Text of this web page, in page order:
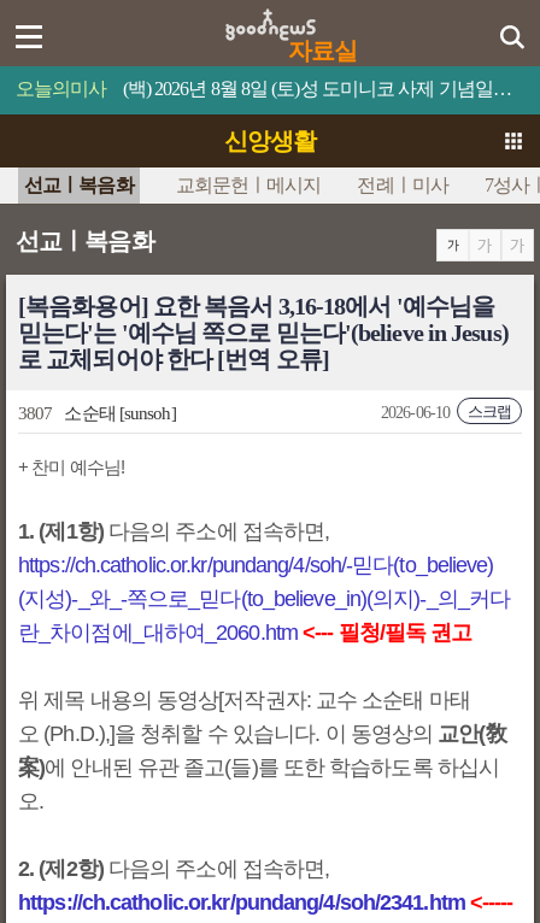
자료실
오늘의미사 (백) 2026년 8월 8일 (토)성 도미니코 사제 기념일믿음이 있으면 너희가 못할 일은 하나도 없을 것이다.
신앙생활
선교ㅣ복음화 교회문헌ㅣ메시지 전례ㅣ미사 7성사
선교ㅣ복음화
[복음화용어] 요한 복음서 3,16-18에서 '예수님을
믿는다'는 '예수님 쪽으로 믿는다'(believe in Jesus)
로 교체되어야 한다 [번역 오류]
3807 소순태 [sunsoh] 스크랩
2026-06-10
+ 찬미 예수님!
1. (제1항)다음의 주소에 접속하면,
https://ch.catholic.or.kr/pundang/4/soh/-믿다(to_believe)
(지성)-_와_-쪽으로_믿다(to_believe_in)(의지)-_의_커다
란_차이점에_대하여_2060.htm <--- 필청/필독 권고
위 제목 내용의 동영상[저작권자: 교수 소순태 마태
오 (Ph.D.),]을 청취할 수 있습니다. 이 동영상의 교안(敎
案)에 안내된 유관 졸고(들)를 또한 학습하도록 하십시
오.
2. (제2항)다음의 주소에 접속하면,
https://ch.catholic.or.kr/pundang/4/soh/2341.htm <-----